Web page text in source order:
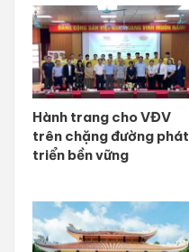
Hành trang cho VĐV
trên chặng đường phát
triển bền vững